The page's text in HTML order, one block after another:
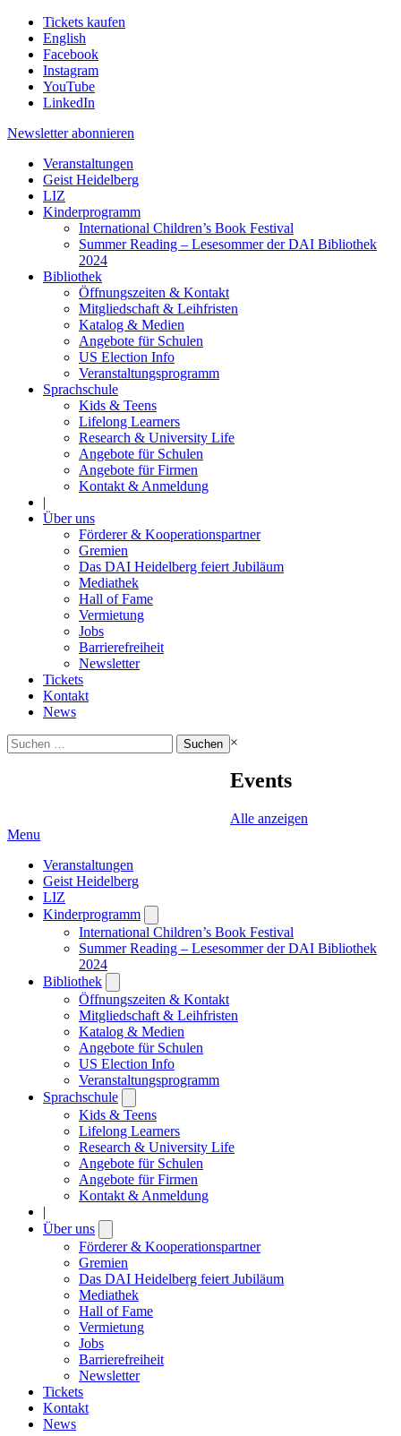
Tickets kaufen
English
Facebook
Instagram
YouTube
LinkedIn
Newsletter abonnieren
Veranstaltungen
Geist Heidelberg
LIZ
Kinderprogramm
International Children’s Book Festival
Summer Reading – Lesesommer der DAI Bibliothek
2024
Bibliothek
Öffnungszeiten & Kontakt
Mitgliedschaft & Leihfristen
Katalog & Medien
Angebote für Schulen
US Election Info
Veranstaltungsprogramm
Sprachschule
Kids & Teens
Lifelong Learners
Research & University Life
Angebote für Schulen
Angebote für Firmen
Kontakt & Anmeldung
|
Über uns
Förderer & Kooperationspartner
Gremien
Das DAI Heidelberg feiert Jubiläum
Mediathek
Hall of Fame
Vermietung
Jobs
Barrierefreiheit
Newsletter
Tickets
Kontakt
News
Suchen
nach:
×
Events
Alle anzeigen
Menu
Veranstaltungen
Geist Heidelberg
LIZ
Kinderprogramm
submenu
International Children’s Book Festival
Summer Reading – Lesesommer der DAI Bibliothek
2024
Bibliothek
submenu
Öffnungszeiten & Kontakt
Mitgliedschaft & Leihfristen
Katalog & Medien
Angebote für Schulen
US Election Info
Veranstaltungsprogramm
Sprachschule
submenu
Kids & Teens
Lifelong Learners
Research & University Life
Angebote für Schulen
Angebote für Firmen
Kontakt & Anmeldung
|
Über uns
submenu
Förderer & Kooperationspartner
Gremien
Das DAI Heidelberg feiert Jubiläum
Mediathek
Hall of Fame
Vermietung
Jobs
Barrierefreiheit
Newsletter
Tickets
Kontakt
News